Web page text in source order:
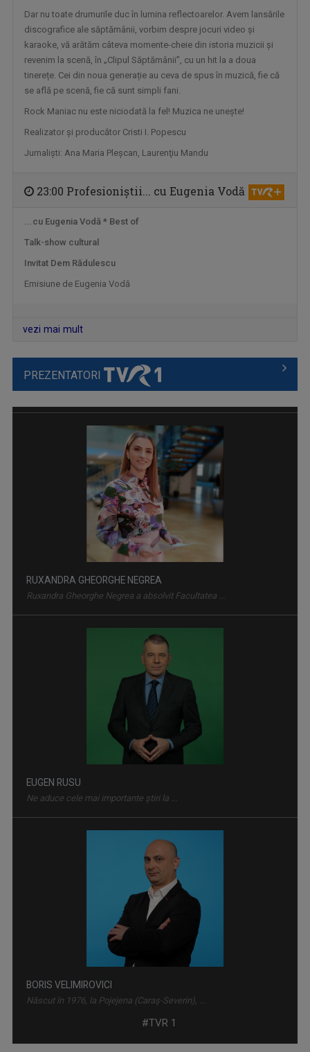
NOCTURNE
O emisiune-reverenţă în faţa valorilor şi a ...
ZI DE ZI, CU PĂRINTELE CONSTANTIN NECULA
VEDETA FAMILIEI
Emisiunea-concurs muzical dedicată copiilor ...
Află ce s-a întâmplat relevant pentru viaţa ...
Una dintre cele mai longevive emisiuni din ...
Dar nu toate drumurile duc în lumina reflectoarelor. Avem lansările
discografice ale săptămânii, vorbim despre jocuri video și
karaoke, vă arătăm câteva momente-cheie din istoria muzicii și
revenim la scenă, în „Clipul Săptămânii”, cu un hit la a doua
tinerețe. Cei din noua generație au ceva de spus în muzică, fie că
se află pe scenă, fie că sunt simpli fani.
Rock Maniac nu este niciodată la fel! Muzica ne unește!
Realizator şi producător Cristi I. Popescu
Jurnalişti: Ana Maria Pleşcan, Laurenţiu Mandu
23:00 Profesioniştii... cu Eugenia Vodă
...cu Eugenia Vodă * Best of
Talk-show cultural
Invitat Dem Rădulescu
Emisiune de Eugenia Vodă
vezi mai mult
PREZENTATORI
RUXANDRA GHEORGHE NEGREA
Ruxandra Gheorghe Negrea a absolvit Facultatea ...
EUGEN RUSU
Ne aduce cele mai importante ştiri la ...
BORIS VELIMIROVICI
Născut în 1976, la Pojejena (Caraş-Severin), ...
#TVR 1